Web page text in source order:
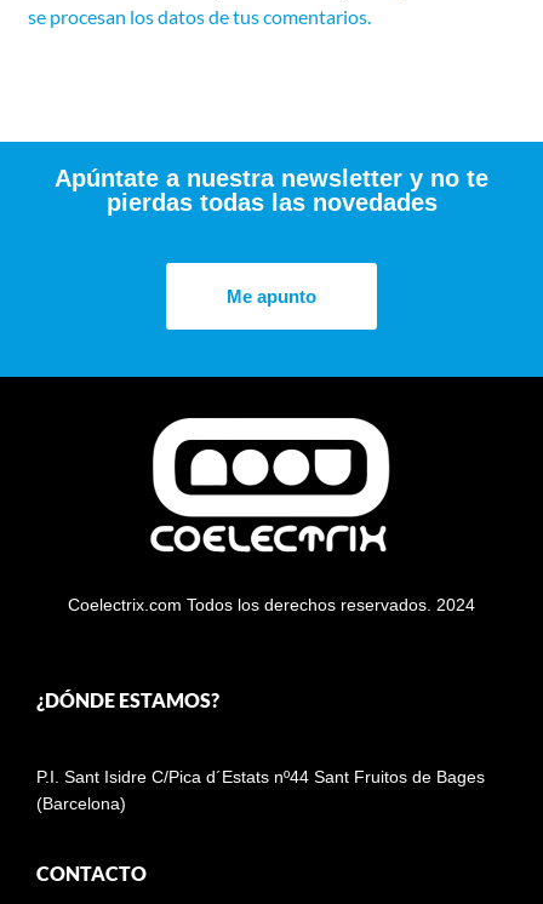
se procesan los datos de tus comentarios.
Apúntate a nuestra newsletter y no te
pierdas todas las novedades
Me apunto
Coelectrix.com Todos los derechos reservados. 2024
¿DÓNDE ESTAMOS?
P.I. Sant Isidre C/Pica d´Estats nº44 Sant Fruitos de Bages
(Barcelona)
CONTACTO